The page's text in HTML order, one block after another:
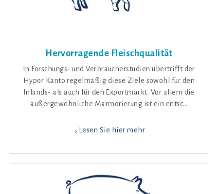
Hervorragende Fleischqualität
In Forschungs- und Verbraucherstudien übertrifft der
Hypor Kanto regelmäßig diese Ziele sowohl für den
Inlands- als auch für den Exportmarkt. Vor allem die
außergewöhnliche Marmorierung ist ein entsc…
Lesen Sie hier mehr